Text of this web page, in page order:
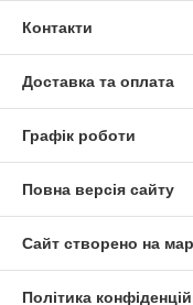
Контакти
Доставка та оплата
Графік роботи
Повна версія сайту
Сайт створено на
Політика